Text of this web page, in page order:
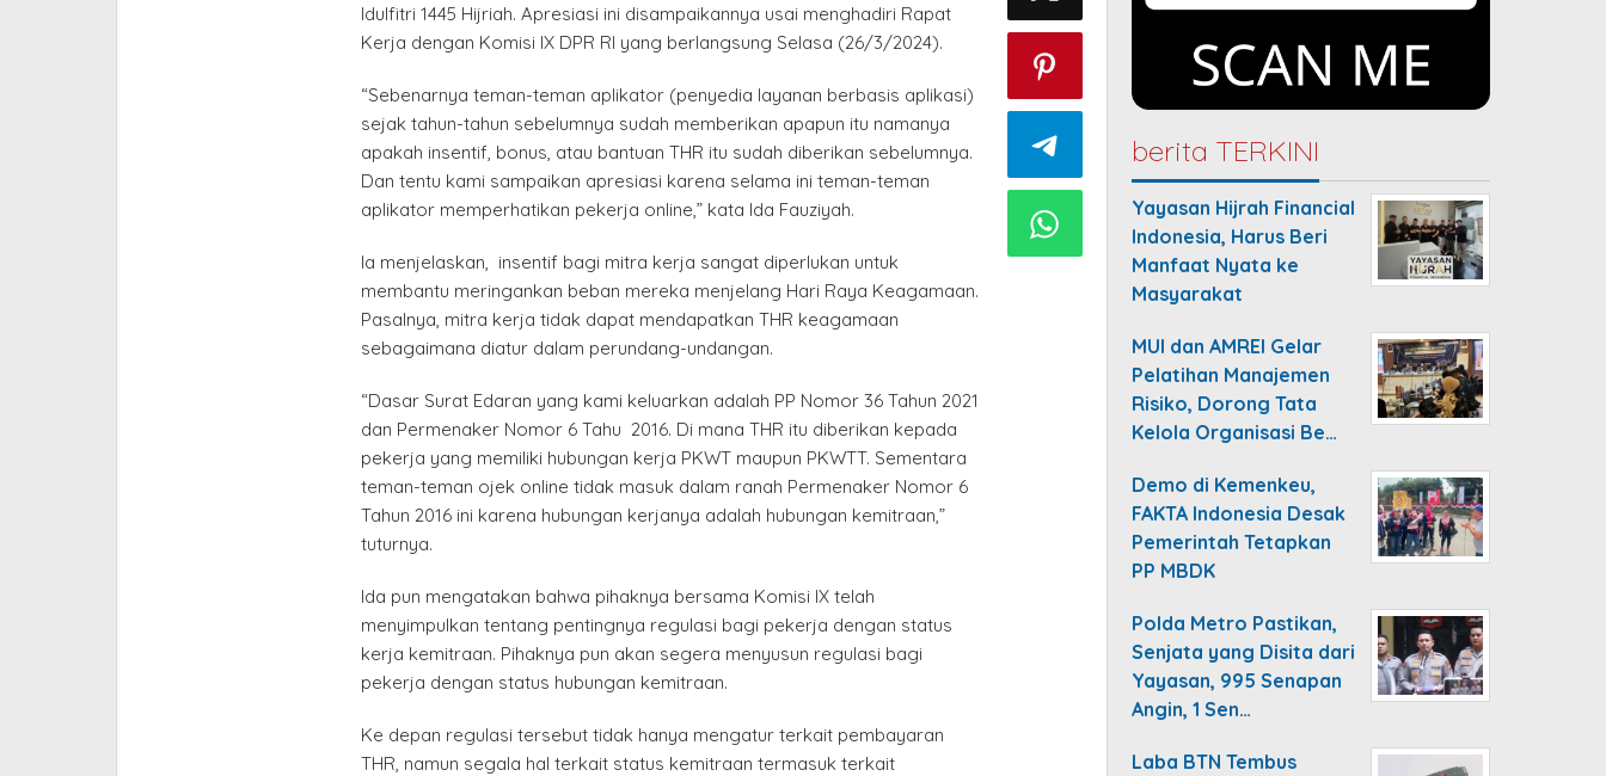
Idulfitri 1445 Hijriah. Apresiasi ini disampaikannya usai menghadiri Rapat
Kerja dengan Komisi IX DPR RI yang berlangsung Selasa (26/3/2024).
“Sebenarnya teman-teman aplikator (penyedia layanan berbasis aplikasi)
sejak tahun-tahun sebelumnya sudah memberikan apapun itu namanya
apakah insentif, bonus, atau bantuan THR itu sudah diberikan sebelumnya.
Dan tentu kami sampaikan apresiasi karena selama ini teman-teman
aplikator memperhatikan pekerja online,” kata Ida Fauziyah.
Ia menjelaskan, insentif bagi mitra kerja sangat diperlukan untuk
membantu meringankan beban mereka menjelang Hari Raya Keagamaan.
Pasalnya, mitra kerja tidak dapat mendapatkan THR keagamaan
sebagaimana diatur dalam perundang-undangan.
“Dasar Surat Edaran yang kami keluarkan adalah PP Nomor 36 Tahun 2021
dan Permenaker Nomor 6 Tahu 2016. Di mana THR itu diberikan kepada
pekerja yang memiliki hubungan kerja PKWT maupun PKWTT. Sementara
teman-teman ojek online tidak masuk dalam ranah Permenaker Nomor 6
Tahun 2016 ini karena hubungan kerjanya adalah hubungan kemitraan,”
tuturnya.
Ida pun mengatakan bahwa pihaknya bersama Komisi IX telah
menyimpulkan tentang pentingnya regulasi bagi pekerja dengan status
kerja kemitraan. Pihaknya pun akan segera menyusun regulasi bagi
pekerja dengan status hubungan kemitraan.
Ke depan regulasi tersebut tidak hanya mengatur terkait pembayaran
THR, namun segala hal terkait status kemitraan termasuk terkait
berita TERKINI
Yayasan Hijrah Financial
Indonesia, Harus Beri
Manfaat Nyata ke
Masyarakat
MUI dan AMREI Gelar
Pelatihan Manajemen
Risiko, Dorong Tata
Kelola Organisasi Be…
Demo di Kemenkeu,
FAKTA Indonesia Desak
Pemerintah Tetapkan
PP MBDK
Polda Metro Pastikan,
Senjata yang Disita dari
Yayasan, 995 Senapan
Angin, 1 Sen…
Laba BTN Tembus